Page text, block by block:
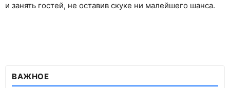
и занять гостей, не оставив скуке ни малейшего шанса.
ВАЖНОЕ